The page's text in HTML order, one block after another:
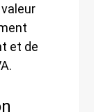
et de